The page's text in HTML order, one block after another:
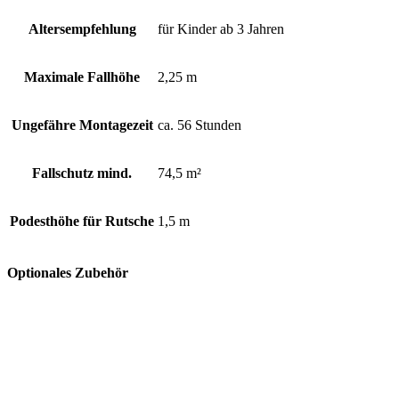
Altersempfehlung für Kinder ab 3 Jahren
Maximale Fallhöhe 2,25 m
Ungefähre Montagezeit ca. 56 Stunden
Fallschutz mind. 74,5 m²
Podesthöhe für Rutsche 1,5 m
Optionales Zubehör